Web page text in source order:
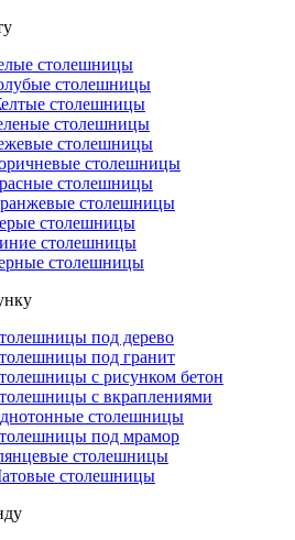
столешницы
столешницы
столешницы
столешницы
столешницы
столешницы
столешницы
столешницы
столешницы
столешницы
столешницы
под дерево
под гранит
с рисунком бетон
с вкраплениями
столешницы
под мрамор
столешницы
столешницы